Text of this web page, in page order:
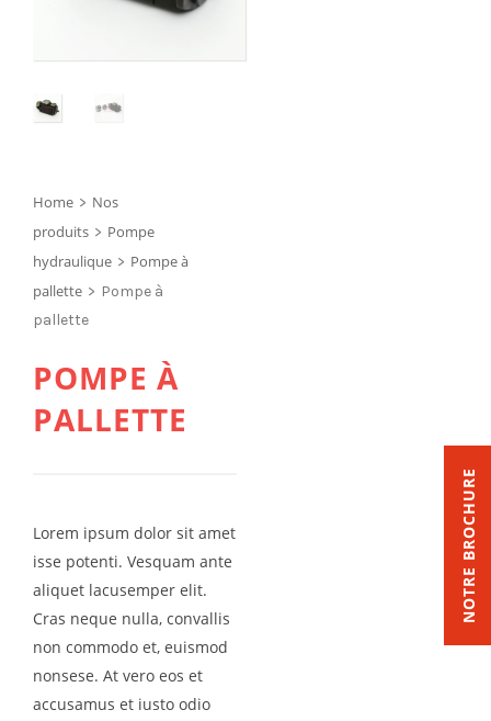
Home > Nos
produits > Pompe
hydraulique > Pompe à
pallette > Pompe à
pallette
POMPE À
PALLETTE
Lorem ipsum dolor sit amet
isse potenti. Vesquam ante
aliquet lacusemper elit.
Cras neque nulla, convallis
non commodo et, euismod
nonsese. At vero eos et
accusamus et iusto odio
NOTRE BROCHURE